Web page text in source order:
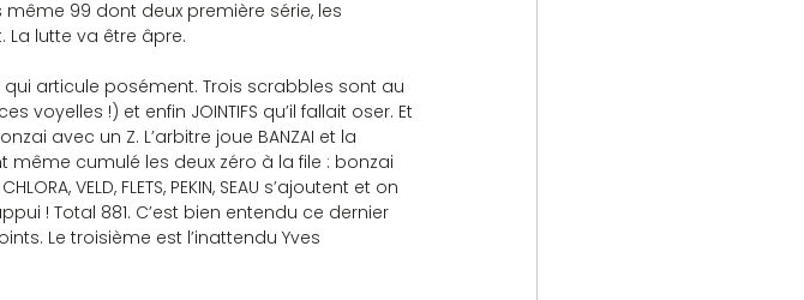
99 dont deux première série, les
La lutte va être âpre.
voyelles !) et enfin JOINTIFS qu’il fallait oser. Et
avec un Z. L’arbitre joue BANZAI et la
cumulé les deux zéro à la file : bonzai
VELD, FLETS, PEKIN, SEAU s’ajoutent et on
! Total 881. C’est bien entendu ce dernier
Le troisième est l’inattendu Yves